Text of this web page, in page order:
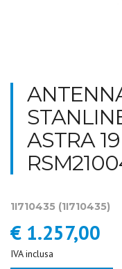
ASTRA
1I710435 (1I710435)
€ 1.257,00
IVA inclusa